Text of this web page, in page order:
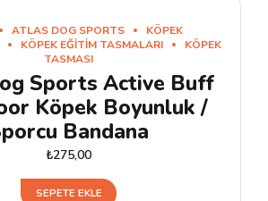
ATLAS DOG SPORTS
KÖPEK
KÖPEK EĞITIM TASMALARI
KÖPEK
TASMASI
Sports Active Buff
Köpek Boyunluk /
Bandana
₺275,00
SEPETE EKLE